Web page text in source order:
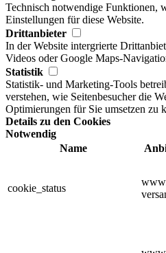
Technisch notwendige Funktionen,
Einstellungen für diese Website.
Drittanbieter
In der Website intergrierte
Videos oder Google Maps-
Statistik
Statistik- und Marketing-Tools
verstehen, wie Seitenbesucher die
Optimierungen für Sie umsetzen zu
Details zu den Cookies
Notwendig
Name
cookie_status